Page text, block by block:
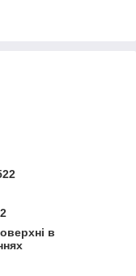
в